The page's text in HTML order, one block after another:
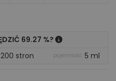
69.27 %?
200 stron pojemność 5 ml